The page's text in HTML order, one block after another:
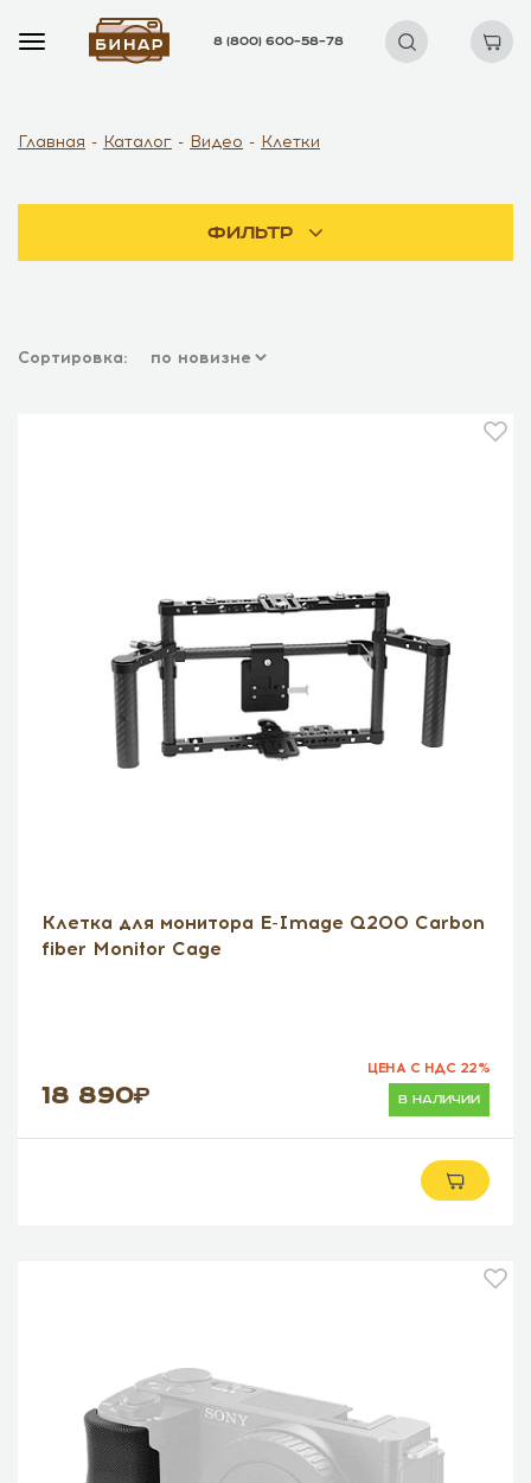
8 (800) 600–58–78
Главная Каталог Видео Клетки
Фильтр
Сортировка:
Клетка для монитора E-Image Q200 Carbon
fiber Моnitor Cаge
18 890 в наличии
ЦЕНА С НДС 22%